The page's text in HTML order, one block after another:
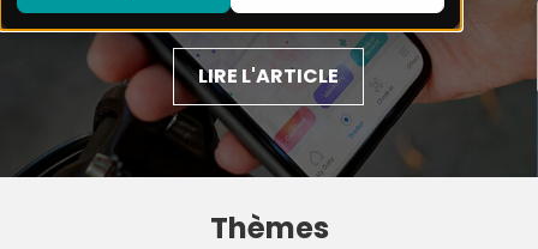
LIRE L'ARTICLE
Thèmes